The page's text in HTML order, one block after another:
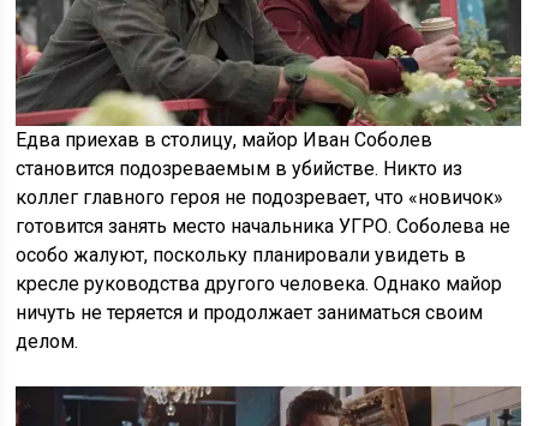
Едва приехав в столицу, майор Иван Соболев
становится подозреваемым в убийстве. Никто из
коллег главного героя не подозревает, что «новичок»
готовится занять место начальника УГРО. Соболева не
особо жалуют, поскольку планировали увидеть в
кресле руководства другого человека. Однако майор
ничуть не теряется и продолжает заниматься своим
делом.